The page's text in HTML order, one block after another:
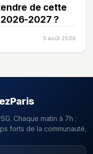
de cette
2027 ?
5 août 2026
Chaque matin à 7h :
forts de la communauté.